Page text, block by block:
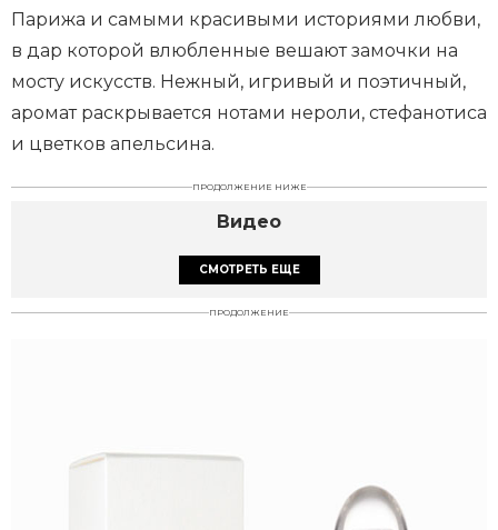
Парижа и самыми красивыми историями любви,
в дар которой влюбленные вешают замочки на
мосту искусств. Нежный, игривый и поэтичный,
аромат раскрывается нотами нероли, стефанотиса
и цветков апельсина.
ПРОДОЛЖЕНИЕ НИЖЕ
Видео
СМОТРЕТЬ ЕЩЕ
ПРОДОЛЖЕНИЕ